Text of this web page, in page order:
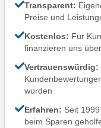
Transparent:
Preise und
Kostenlos: Für
finanzieren uns
Vertrauenswürdig:
wurden
Erfahren: Seit
beim Sparen